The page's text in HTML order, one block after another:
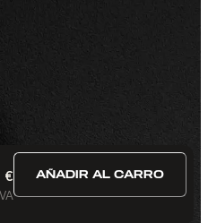
€ AÑADIR AL CARRO
Preguntas frecuentes